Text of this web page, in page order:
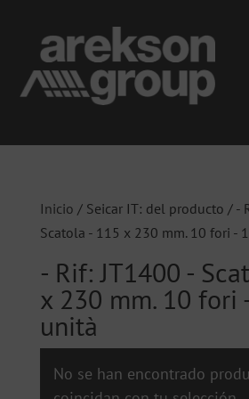
Inicio / Seicar IT: del producto / -
Scatola - 115 x 230 mm. 10 fori -
- Rif: JT1400 -
x 230 mm. 10 fori
unità
No se han encontrado